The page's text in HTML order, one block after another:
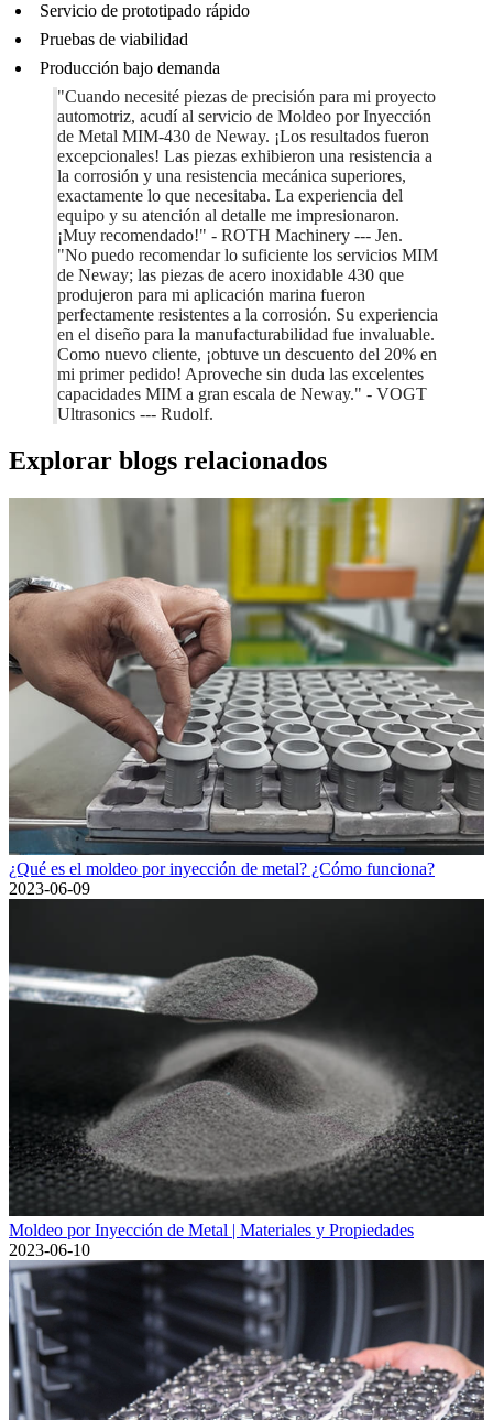
Servicio de prototipado rápido
Pruebas de viabilidad
Producción bajo demanda
"Cuando necesité piezas de precisión para mi proyecto
automotriz, acudí al servicio de Moldeo por Inyección
de Metal MIM-430 de Neway. ¡Los resultados fueron
excepcionales! Las piezas exhibieron una resistencia a
la corrosión y una resistencia mecánica superiores,
exactamente lo que necesitaba. La experiencia del
equipo y su atención al detalle me impresionaron.
¡Muy recomendado!" - ROTH Machinery --- Jen.
"No puedo recomendar lo suficiente los servicios MIM
de Neway; las piezas de acero inoxidable 430 que
produjeron para mi aplicación marina fueron
perfectamente resistentes a la corrosión. Su experiencia
en el diseño para la manufacturabilidad fue invaluable.
Como nuevo cliente, ¡obtuve un descuento del 20% en
mi primer pedido! Aproveche sin duda las excelentes
capacidades MIM a gran escala de Neway." - VOGT
Ultrasonics --- Rudolf.
Explorar blogs relacionados
¿Qué es el moldeo por inyección de metal? ¿Cómo funciona?
2023-06-09
Moldeo por Inyección de Metal | Materiales y Propiedades
2023-06-10